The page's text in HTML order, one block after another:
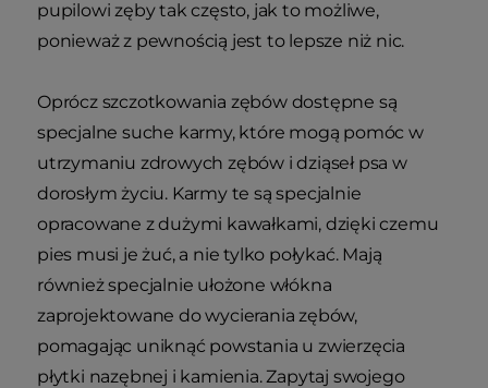
pupilowi zęby tak często, jak to możliwe,
ponieważ z pewnością jest to lepsze niż nic.
Oprócz szczotkowania zębów dostępne są
specjalne suche karmy, które mogą pomóc w
utrzymaniu zdrowych zębów i dziąseł psa w
dorosłym życiu. Karmy te są specjalnie
opracowane z dużymi kawałkami, dzięki czemu
pies musi je żuć, a nie tylko połykać. Mają
również specjalnie ułożone włókna
zaprojektowane do wycierania zębów,
pomagając uniknąć powstania u zwierzęcia
płytki nazębnej i kamienia. Zapytaj swojego